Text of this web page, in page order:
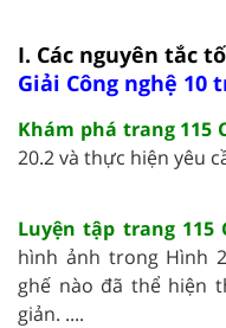
I. Các nguyên tắc
Giải Công nghệ 10
Khám phá trang 115
20.2 và thực hiện yêu
Luyện tập trang 115
hình ảnh trong Hình
ghế nào đã thể hiện
giản. ....